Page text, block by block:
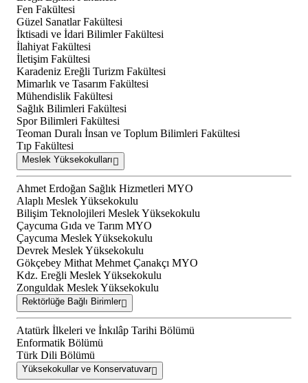
Fen Fakültesi
Güzel Sanatlar Fakültesi
İktisadi ve İdari Bilimler Fakültesi
İlahiyat Fakültesi
İletişim Fakültesi
Karadeniz Ereğli Turizm Fakültesi
Mimarlık ve Tasarım Fakültesi
Mühendislik Fakültesi
Sağlık Bilimleri Fakültesi
Spor Bilimleri Fakültesi
Teoman Duralı İnsan ve Toplum Bilimleri Fakültesi
Tıp Fakültesi
Meslek Yüksekokulları
Ahmet Erdoğan Sağlık Hizmetleri MYO
Alaplı Meslek Yüksekokulu
Bilişim Teknolojileri Meslek Yüksekokulu
Çaycuma Gıda ve Tarım MYO
Çaycuma Meslek Yüksekokulu
Devrek Meslek Yüksekokulu
Gökçebey Mithat Mehmet Çanakçı MYO
Kdz. Ereğli Meslek Yüksekokulu
Zonguldak Meslek Yüksekokulu
Rektörlüğe Bağlı Birimler
Atatürk İlkeleri ve İnkılâp Tarihi Bölümü
Enformatik Bölümü
Türk Dili Bölümü
Yüksekokullar ve Konservatuvar